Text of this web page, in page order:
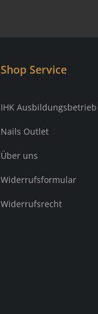
Shop Service
IHK Ausbildungsbetrieb
Nails Outlet
Über uns
Widerrufsformular
Widerrufsrecht